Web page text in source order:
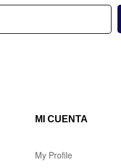
MI CUENTA
My Profile